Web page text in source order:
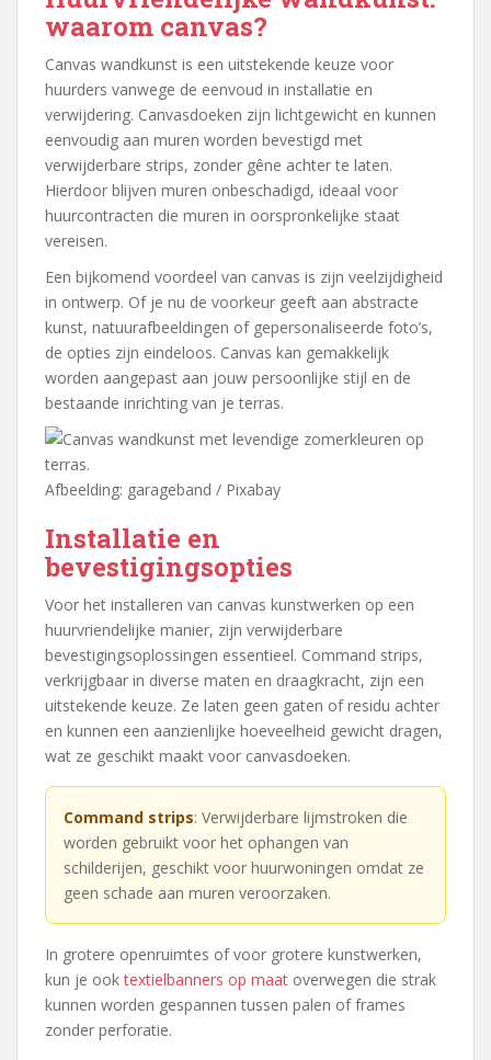
waarom canvas?
Canvas wandkunst is een uitstekende keuze voor
huurders vanwege de eenvoud in installatie en
verwijdering. Canvasdoeken zijn lichtgewicht en kunnen
eenvoudig aan muren worden bevestigd met
verwijderbare strips, zonder gêne achter te laten.
Hierdoor blijven muren onbeschadigd, ideaal voor
huurcontracten die muren in oorspronkelijke staat
vereisen.
Een bijkomend voordeel van canvas is zijn veelzijdigheid
in ontwerp. Of je nu de voorkeur geeft aan abstracte
kunst, natuurafbeeldingen of gepersonaliseerde foto’s,
de opties zijn eindeloos. Canvas kan gemakkelijk
worden aangepast aan jouw persoonlijke stijl en de
bestaande inrichting van je terras.
Afbeelding: garageband / Pixabay
Installatie en
bevestigingsopties
Voor het installeren van canvas kunstwerken op een
huurvriendelijke manier, zijn verwijderbare
bevestigingsoplossingen essentieel. Command strips,
verkrijgbaar in diverse maten en draagkracht, zijn een
uitstekende keuze. Ze laten geen gaten of residu achter
en kunnen een aanzienlijke hoeveelheid gewicht dragen,
wat ze geschikt maakt voor canvasdoeken.
Command strips: Verwijderbare lijmstroken die
worden gebruikt voor het ophangen van
schilderijen, geschikt voor huurwoningen omdat ze
geen schade aan muren veroorzaken.
In grotere openruimtes of voor grotere kunstwerken,
kun je ooktextielbanners op maat overwegen die strak
kunnen worden gespannen tussen palen of frames
zonder perforatie.